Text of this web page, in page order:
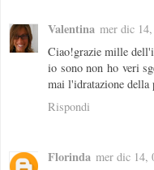
Valentina mer dic
Ciao!grazie mille
io sono non ho veri
mai l'idratazione della
Rispondi
Florinda mer dic 14,